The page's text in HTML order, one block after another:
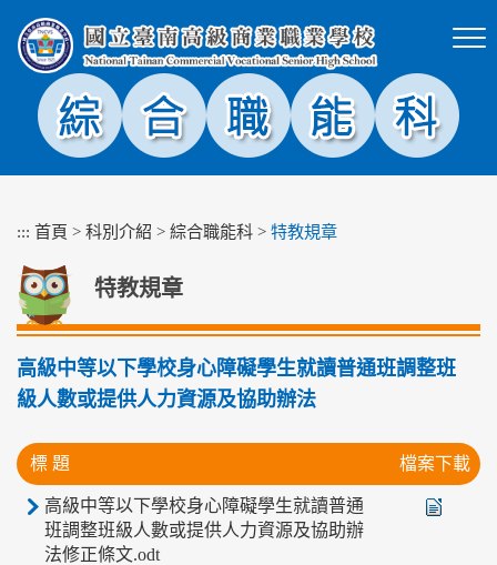
塊
::: 首頁 > 科別介紹 > 綜合職能科 > 特教規章
特教規章
高級中等以下學校身心障礙學生就讀普通班調整班
級人數或提供人力資源及協助辦法
標 題 檔案下載
高級中等以下學校身心障礙學生就讀普通
班調整班級人數或提供人力資源及協助辦
法修正條文.odt